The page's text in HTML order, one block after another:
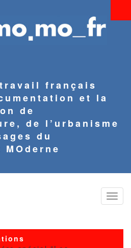
français
et la
de
de l’urbanisme
du
MOderne
Toggle